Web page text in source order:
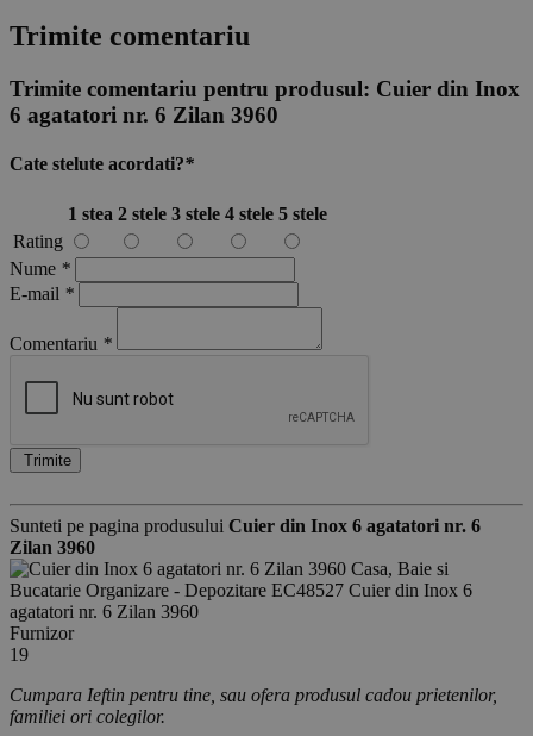
Trimite comentariu
Trimite comentariu pentru produsul: Cuier din Inox
6 agatatori nr. 6 Zilan 3960
Cate stelute acordati?*
1 stea 2 stele 3 stele 4 stele 5 stele
Rating
Nume *
E-mail *
Comentariu *
Trimite
Sunteti pe pagina produsului Cuier din Inox 6 agatatori nr. 6
Zilan 3960
Casa, Baie si
Bucatarie Organizare - Depozitare EC48527 Cuier din Inox 6
agatatori nr. 6 Zilan 3960
Furnizor
19
Cumpara Ieftin pentru tine, sau ofera produsul cadou prietenilor,
familiei ori colegilor.